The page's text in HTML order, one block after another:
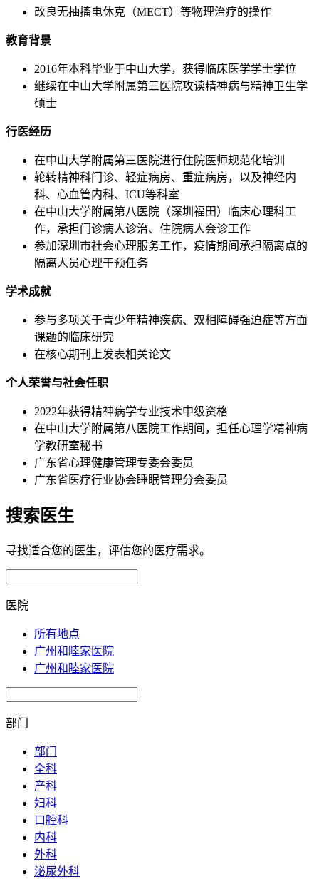
改良无抽搐电休克（MECT）等物理治疗的操作
教育背景
2016年本科毕业于中山大学，获得临床医学学士学位
继续在中山大学附属第三医院攻读精神病与精神卫生学
硕士
行医经历
在中山大学附属第三医院进行住院医师规范化培训
轮转精神科门诊、轻症病房、重症病房，以及神经内
科、心血管内科、ICU等科室
在中山大学附属第八医院（深圳福田）临床心理科工
作，承担门诊病人诊治、住院病人会诊工作
参加深圳市社会心理服务工作，疫情期间承担隔离点的
隔离人员心理干预任务
学术成就
参与多项关于青少年精神疾病、双相障碍强迫症等方面
课题的临床研究
在核心期刊上发表相关论文
个人荣誉与社会任职
2022年获得精神病学专业技术中级资格
在中山大学附属第八医院工作期间，担任心理学精神病
学教研室秘书
广东省心理健康管理专委会委员
广东省医疗行业协会睡眠管理分会委员
搜索医生
寻找适合您的医生，评估您的医疗需求。
医院
所有地点
广州和睦家医院
广州和睦家医院
部门
部门
全科
产科
妇科
口腔科
内科
外科
泌尿外科